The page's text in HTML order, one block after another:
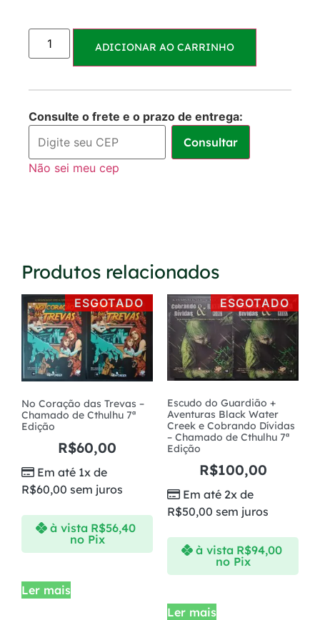
1x de R$60,00
sem juros
R$60,00
ADICIONAR AO CARRINHO
Consulte o frete e o prazo de entrega:
Consultar
Não sei meu cep
Produtos relacionados
ESGOTADO
No Coração das Trevas –
Chamado de Cthulhu 7ª
Edição
R$60,00
Em até 1x de
R$60,00 sem juros
à vista R$56,40
no Pix
Ler mais
ESGOTADO
Escudo do Guardião +
Aventuras Black Water
Creek e Cobrando Dívidas
– Chamado de Cthulhu 7ª
Edição
R$100,00
Em até 2x de
R$50,00 sem juros
à vista R$94,00
no Pix
Ler mais